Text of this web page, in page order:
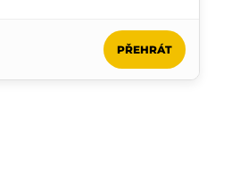
PŘEHRÁT